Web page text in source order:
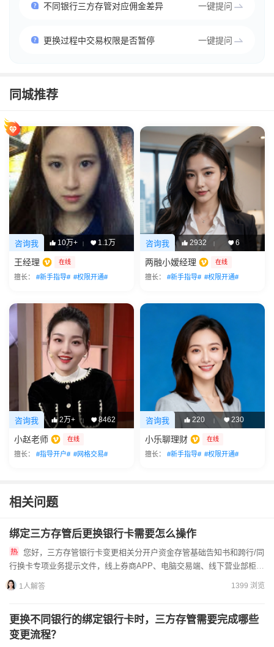
不同银行三方存管对应佣金差异 一键提问
更换过程中交易权限是否暂停 一键提问
同城推荐
咨询我 10万+ | 1.1万
王经理 在线
擅长： #新手指导# #权限开通#
咨询我 2932 | 6
两融小嫒经理 在线
擅长： #新手指导# #权限开通#
咨询我 2万+ | 8462
小赵老师 在线
擅长： #指导开户# #网格交易#
咨询我 220 | 230
小乐聊理财 在线
擅长： #新手指导# #权限开通#
相关问题
绑定三方存管后更换银行卡需要怎么操作
行换卡专项业务提示文件，线上券商APP、电脑交易端、线下营业部柜台
三处均可办理变更，全部业务必须本人实名核验操作，不可他人...
1人解答 1399 浏览
更换不同银行的绑定银行卡时，三方存管需要完成哪些
变更流程？